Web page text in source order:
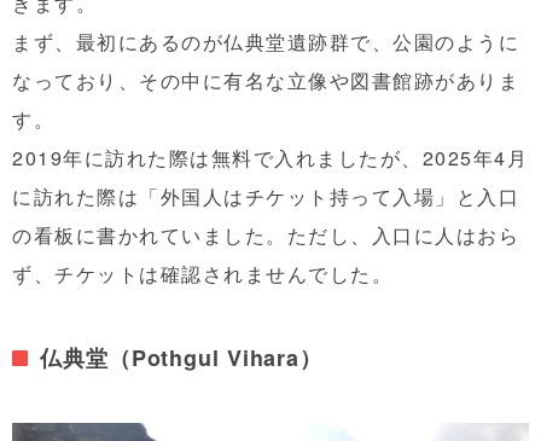
まず、最初にあるのが仏典堂遺跡群で、公園のように
なっており、その中に有名な立像や図書館跡がありま
す。
2019年に訪れた際は無料で入れましたが、2025年4月
に訪れた際は「外国人はチケット持って入場」と入口
の看板に書かれていました。ただし、入口に人はおら
ず、チケットは確認されませんでした。
仏典堂（Pothgul Vihara）